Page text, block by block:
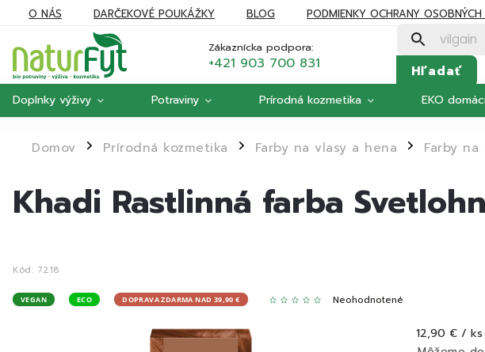
O NÁS DARČEKOVÉ POUKÁŽKY BLOG PODMIENKY OCHRANY
Zákaznícka podpora:
+421 903 700 831 Hľadať
Doplnky výživy Potraviny Prírodná kozmetika EKO
Domov / Prírodná kozmetika / Farby na vlasy a hena / Farby na
Khadi Rastlinná farba
Kód: 7218
VEGAN ECO DOPRAVA ZDARMA NAD 39,90 € Neohodnotené
12,90 € / ks